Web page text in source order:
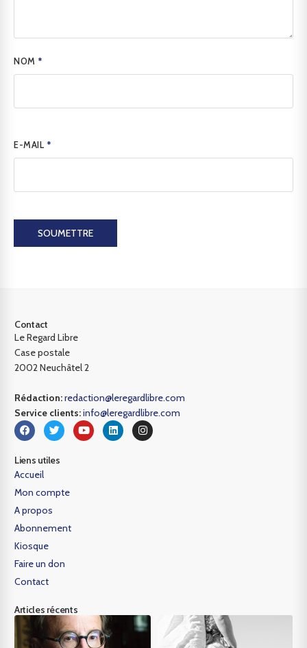
NOM*
E-MAIL *
SOUMETTRE
Contact
Le Regard Libre
Case postale
2002 Neuchâtel 2
Rédaction:redaction@leregardlibre.com
Service clients:info@leregardlibre.com
Liens utiles
Accueil
Mon compte
A propos
Abonnement
Kiosque
Faire un don
Contact
Articles récents